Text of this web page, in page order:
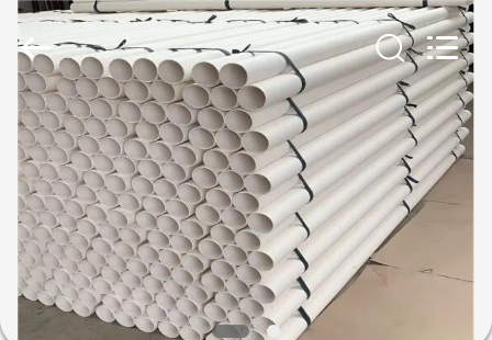
HAUS
PRODUKTE
ÜBER
UNS
HUATAO
LOVER
LTD.
Rights
Reserved.